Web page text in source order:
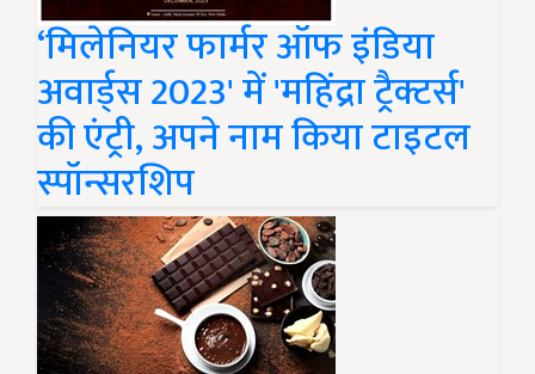
‘मिलेनियर फार्मर ऑफ इंडिया
अवार्ड्स 2023' में 'महिंद्रा ट्रैक्टर्स'
की एंट्री, अपने नाम किया टाइटल
स्पॉन्सरशिप